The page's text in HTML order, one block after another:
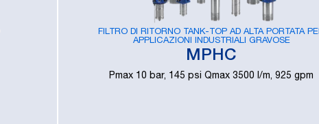
FILTRO DI RITORNO TANK-TOP AD ALTA PORTATA
APPLICAZIONI INDUSTRIALI GRAVOSE
MPHC
Pmax 10 bar, 145 psi Qmax 3500 l/m, 925 gpm